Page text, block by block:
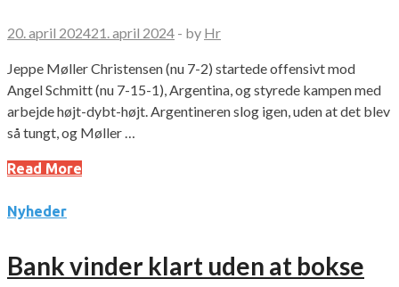
20. april 202421. april 2024 - by Hr
Jeppe Møller Christensen (nu 7-2) startede offensivt mod
Angel Schmitt (nu 7-15-1), Argentina, og styrede kampen med
arbejde højt-dybt-højt. Argentineren slog igen, uden at det blev
så tungt, og Møller …
Read More
Nyheder
Bank vinder klart uden at bokse